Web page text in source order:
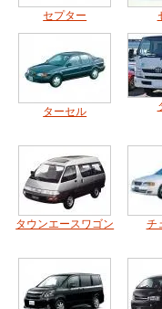
セプター
ターセル
タウンエースワゴン チ